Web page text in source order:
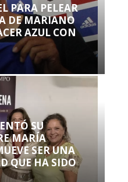
PARA PELEAR
DE MARIANO
AZUL CON
SU
MARÍA
SER UNA
QUE HA SIDO